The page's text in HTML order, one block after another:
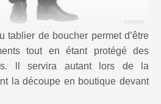
tablier de boucher permet d’être
tout en étant protégé des
ll servira autant lors de la
la découpe en boutique devant